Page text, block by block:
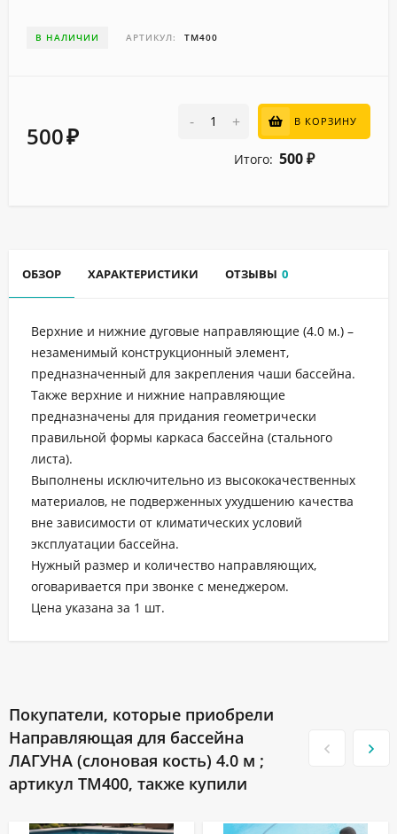
В НАЛИЧИИ АРТИКУЛ: ТМ400
500₽
- + В КОРЗИНУ
Итого: 500 ₽
ОБЗОР ХАРАКТЕРИСТИКИ ОТЗЫВЫ 0
Верхние и нижние дуговые направляющие (4.0 м.) –
незаменимый конструкционный элемент,
предназначенный для закрепления чаши бассейна.
Также верхние и нижние направляющие
предназначены для придания геометрически
правильной формы каркаса бассейна (стального
листа).
Выполнены исключительно из высококачественных
материалов, не подверженных ухудшению качества
вне зависимости от климатических условий
эксплуатации бассейна.
Нужный размер и количество направляющих,
оговаривается при звонке с менеджером.
Цена указана за 1 шт.
Покупатели, которые приобрели
Направляющая для бассейна
ЛАГУНА (слоновая кость) 4.0 м ;
артикул ТМ400, также купили